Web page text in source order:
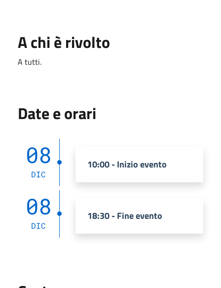
A chi è rivolto
A tutti.
Date e orari
08
DIC
10:00 - Inizio evento
08
DIC
18:30 - Fine evento